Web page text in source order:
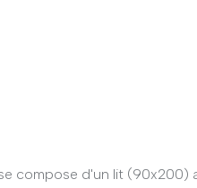
compose d'un lit (90x200)